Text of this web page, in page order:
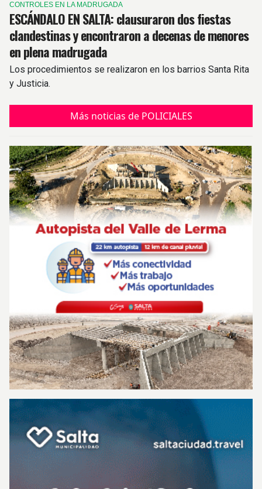
CONTROLES EN LA MADRUGADA
ESCÁNDALO EN SALTA: clausuraron dos fiestas
clandestinas y encontraron a decenas de menores
en plena madrugada
Los procedimientos se realizaron en los barrios Santa Rita
y Justicia.
Más noticias de POLICIALES